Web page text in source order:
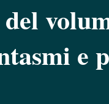
e